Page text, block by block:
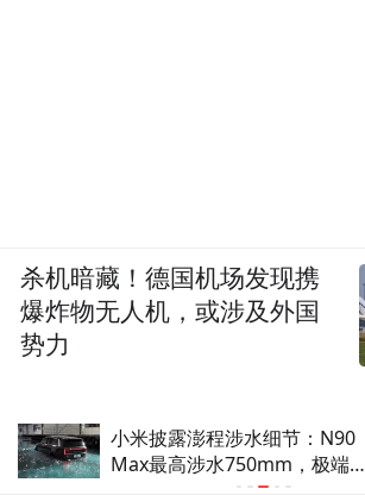
小米披露澎程涉水细节：N90
Max最高涉水750mm，极端情
况下可浮水3分钟
杀机暗藏！德国机场发现携
爆炸物无人机，或涉及外国
势力